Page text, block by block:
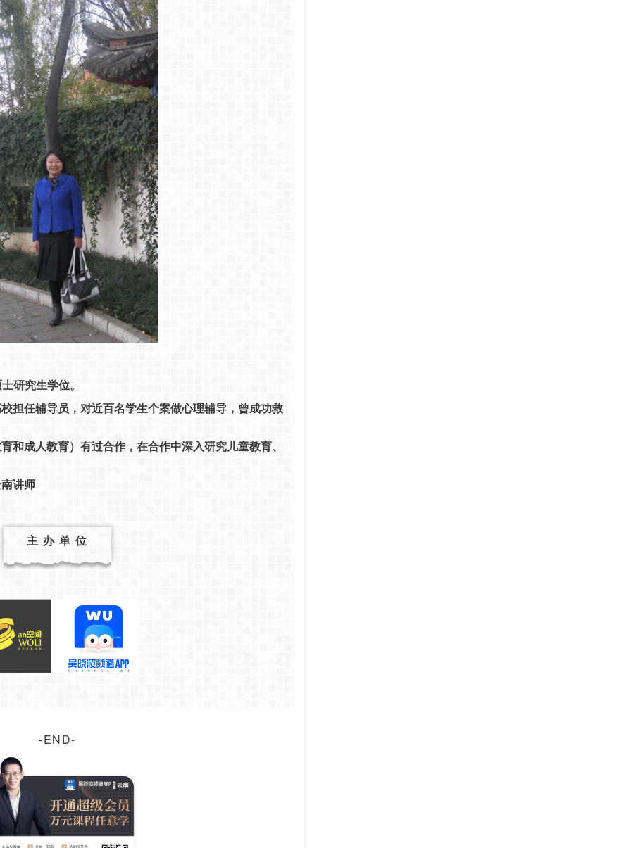
研究生学位。
担任辅导员，对近百名学生个案做心理辅导，曾成功救
和成人教育）有过合作，在合作中深入研究儿童教育、
讲师
主 办 单 位
-END-